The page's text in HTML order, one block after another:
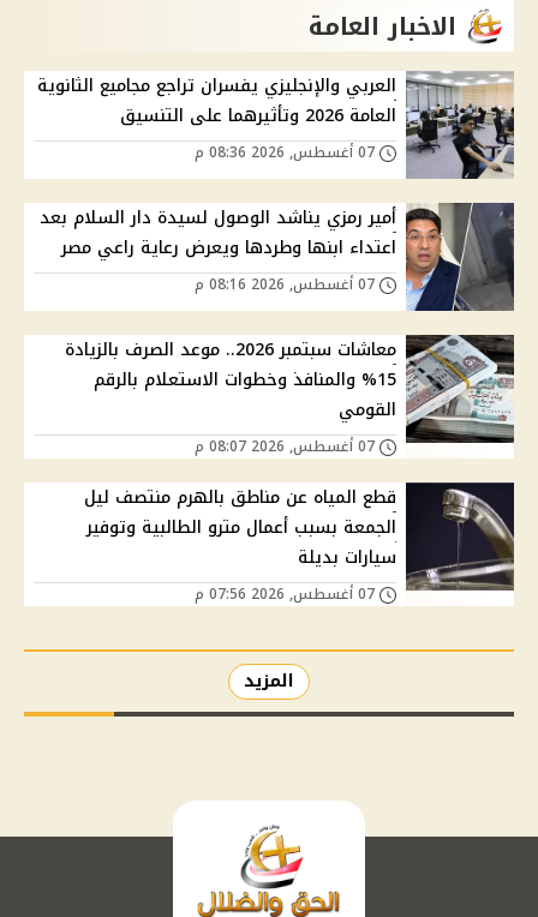
الاخبار العامة
العربي والإنجليزي يفسران تراجع مجاميع الثانوية
العامة 2026 وتأثيرهما على التنسيق
أمير رمزي يناشد الوصول لسيدة دار السلام بعد
اعتداء ابنها وطردها ويعرض رعاية راعي مصر
معاشات سبتمبر 2026.. موعد الصرف بالزيادة
15% والمنافذ وخطوات الاستعلام بالرقم
القومي
قطع المياه عن مناطق بالهرم منتصف ليل
الجمعة بسبب أعمال مترو الطالبية وتوفير
سيارات بديلة
المزيد